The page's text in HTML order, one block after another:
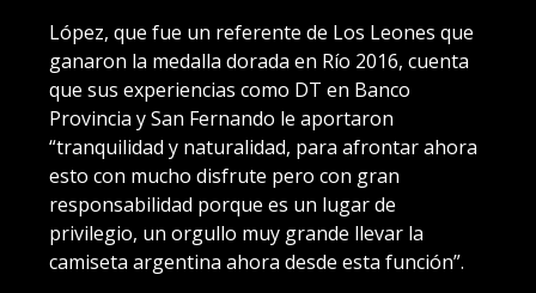
López, que fue un referente de Los Leones que
ganaron la medalla dorada en Río 2016, cuenta
que sus experiencias como DT en Banco
Provincia y San Fernando le aportaron
“tranquilidad y naturalidad, para afrontar ahora
esto con mucho disfrute pero con gran
responsabilidad porque es un lugar de
privilegio, un orgullo muy grande llevar la
camiseta argentina ahora desde esta función”.